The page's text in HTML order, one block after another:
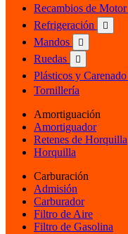
Recambios de Motor
Refrigeración 
Mandos 
Ruedas 
Plásticos y Carenado
Tornillería
Amortiguación
Amortiguador
Retenes de Horquilla
Horquilla
Carburación
Admisión
Carburador
Filtro de Aire
Filtro de Gasolina